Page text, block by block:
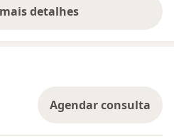
detalhes
sobre a experiência
Agendar consulta